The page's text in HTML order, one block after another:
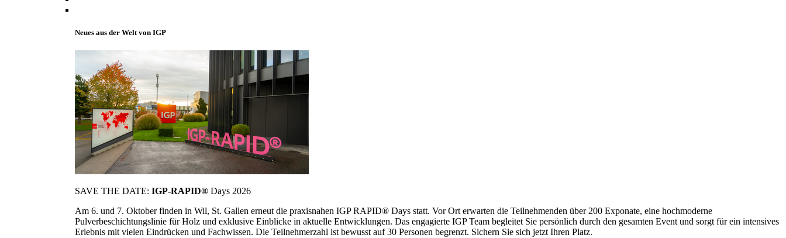
Neues aus der Welt von IGP
SAVE THE DATE: IGP-RAPID® Days 2026
Am 6. und 7. Oktober finden in Wil, St. Gallen erneut die praxisnahen IGP RAPID® Days statt. Vor Ort erwarten die Teilnehmenden über 200 Exponate, eine hochmoderne
Pulverbeschichtungslinie für Holz und exklusive Einblicke in aktuelle Entwicklungen. Das engagierte IGP Team begleitet Sie persönlich durch den gesamten Event und sorgt für ein intensives
Erlebnis mit vielen Eindrücken und Fachwissen. Die Teilnehmerzahl ist bewusst auf 30 Personen begrenzt. Sichern Sie sich jetzt Ihren Platz.